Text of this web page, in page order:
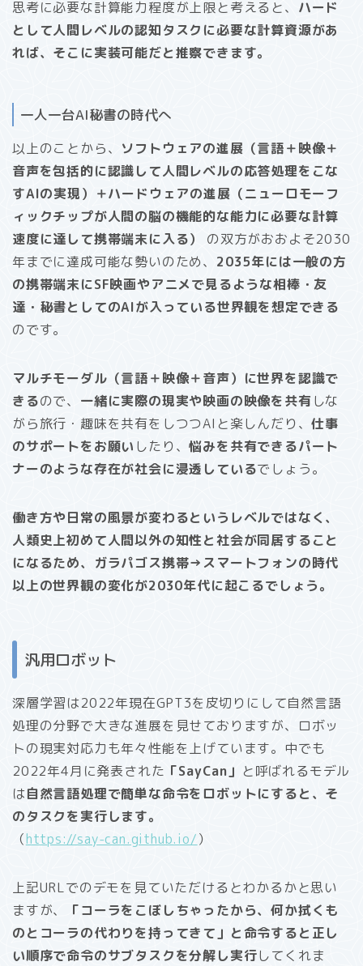
思考に必要な計算能力程度が上限と考えると、 ハード
として人間レベルの認知タスクに必要な計算資源があ
れば、そこに実装可能だと推察できます。
一人一台AI秘書の時代へ
以上のことから、 ソフトウェアの進展（言語＋映像＋
音声を包括的に認識して人間レベルの応答処理をこな
すAIの実現）＋ハードウェアの進展（ニューロモーフ
ィックチップが人間の脳の機能的な能力に必要な計算
速度に達して携帯端末に入る）
の双方がおおよそ2030
年までに達成可能な勢いのため、 2035年には一般の方
の携帯端末にSF映画やアニメで見るような相棒・友
達・秘書としてのAIが入っている世界観を想定できる
のです。
マルチモーダル（言語＋映像＋音声）に世界を認識で
きるので、 一緒に実際の現実や映画の映像を共有しな
がら旅行・趣味を共有をしつつAIと楽しんだり、仕事
のサポートをお願い したり、悩みを共有できるパート
ナーのような存在が社会に浸透しているでしょう。
働き方や日常の風景が変わるというレベルではなく、
人類史上初めて人間以外の知性と社会が同居すること
になるため、ガラパゴス携帯→スマートフォンの時代
以上の世界観の変化が2030年代に起こるでしょう。
汎用ロボット
深層学習は2022年現在GPT3を皮切りにして自然言語
処理の分野で大きな進展を見せておりますが、ロボッ
トの現実対応力も年々性能を上げています。中でも
2022年4月に発表された 「SayCan」 と呼ばれるモデル
は自然言語処理で簡単な命令をロボットにすると、そ
のタスクを実行します。
（https://say-can.github.io/）
上記URLでのデモを見ていただけるとわかるかと思い
ますが、
「コーラをこぼしちゃったから、何か拭くも
のとコーラの代わりを持ってきて」と命令すると正し
い順序で命令のサブタスクを分解し実行してくれま